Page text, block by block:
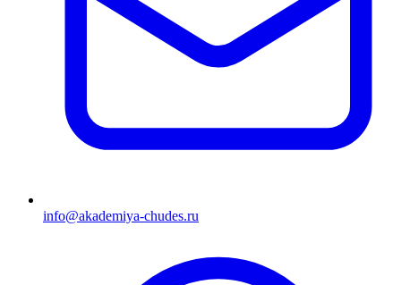
info@akademiya-chudes.ru